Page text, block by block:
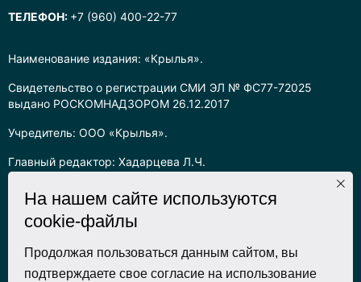
Наименование издания: «Крылья».
Свидетельство о регистрации СМИ ЭЛ № ФС77-72025
выдано РОСКОМНАДЗОРОМ 26.12.2017
Учредитель: ООО «Крылья».
Главный редактор: Хадарцева Л.Ч.
Информация на сайте предназначена для лиц старше 16 лет.
Все права на любые материалы, опубликованные на сайте,
защищены в соответствии с российским законодательством
об интеллектуальной собственности. Любое использование
текстовых, фото, аудио и видеоматериалов возможно только
ТЕЛЕФОН: +7 (960) 400-22-77
На нашем сайте используются
cookie-файлы
Продолжая пользоваться данным сайтом, вы
подтверждаете свое согласие на использование